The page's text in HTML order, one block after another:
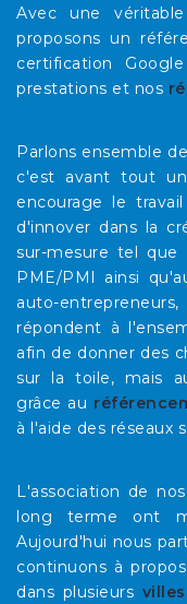
Avec une
proposons un
certification
prestations et nos
Parlons ensemble
c'est avant tout
encourage le
d'innover dans la
sur-mesure tel que
PME/PMI ainsi
auto-
répondent à
afin de donner des
sur la toile, mais
grâce au
à l'aide des réseaux
L'association de
long terme ont
Aujourd'hui nous
continuons à
dans plusieurs villes